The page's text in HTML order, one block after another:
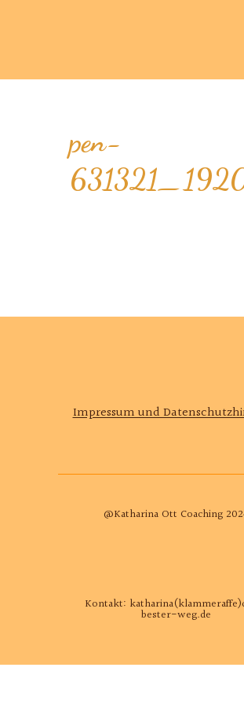
pen-
Impressum und
@Katharina Ott Coaching
Kontakt:
bester-weg.de